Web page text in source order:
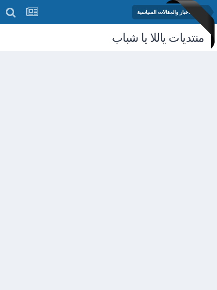
منتدى الأخبار والمقالات السياسية
منتديات ياللا يا شباب